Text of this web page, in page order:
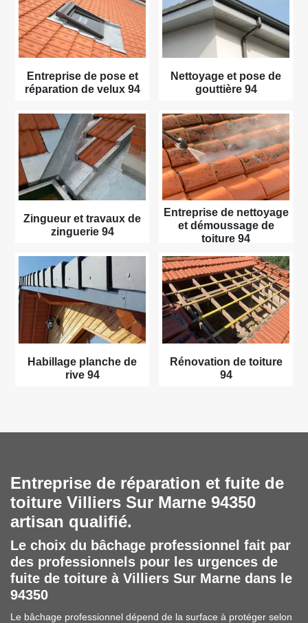
Entreprise de pose et
réparation de velux 94
Nettoyage et pose de
gouttière 94
Zingueur et travaux de
zinguerie 94
Entreprise de nettoyage
et démoussage de
toiture 94
Habillage planche de
rive 94
Rénovation de toiture
94
Entreprise de réparation et fuite de
toiture Villiers Sur Marne 94350
artisan qualifié.
Le choix du bâchage professionnel fait par
des professionnels pour les urgences de
fuite de toiture à Villiers Sur Marne dans le
94350
Le bâchage professionnel dépend de la surface à protéger selon